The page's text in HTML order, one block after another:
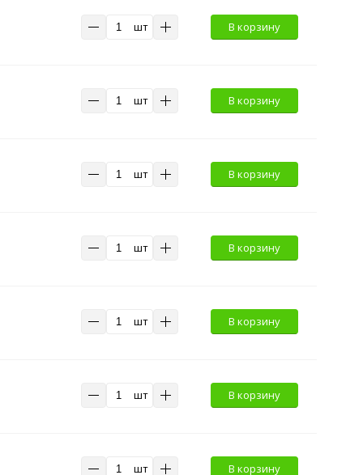
шт В корзину
шт В корзину
шт В корзину
шт В корзину
шт В корзину
шт В корзину
шт В корзину